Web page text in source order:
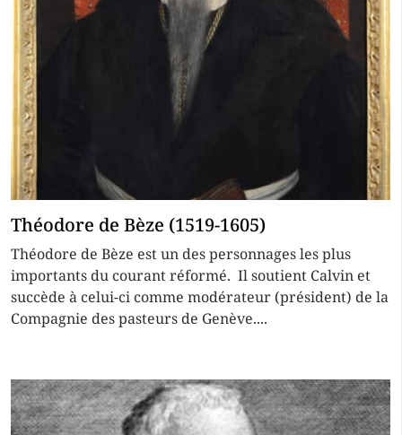
Théodore de Bèze (1519-1605)
Théodore de Bèze est un des personnages les plus
importants du courant réformé. Il soutient Calvin et
succède à celui-ci comme modérateur (président) de la
Compagnie des pasteurs de Genève....